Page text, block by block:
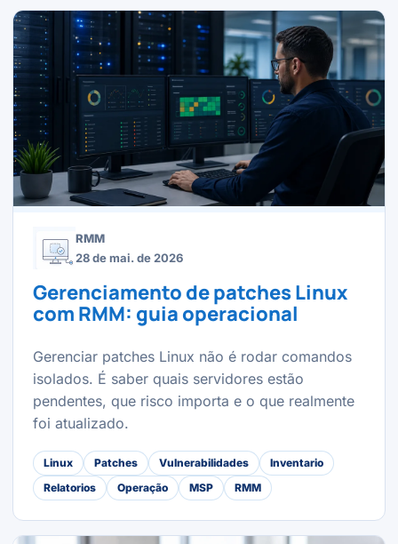
RMM
28 de mai. de 2026
Gerenciamento de patches Linux
com RMM: guia operacional
Gerenciar patches Linux não é rodar comandos
isolados. É saber quais servidores estão
pendentes, que risco importa e o que realmente
foi atualizado.
Linux Patches Vulnerabilidades
Inventario
Relatorios
Operação MSP RMM